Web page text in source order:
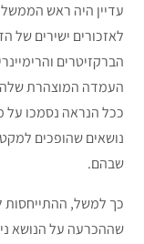
עדיין היה ראש
לאזכורים ישירים של
הברקזיטרים
העמדה המוצהרת
ככל הנראה נסמכו על
נושאים שהופכים
שבהם.
כך למשל, ההתייחסות
שההכרעה על הנושא